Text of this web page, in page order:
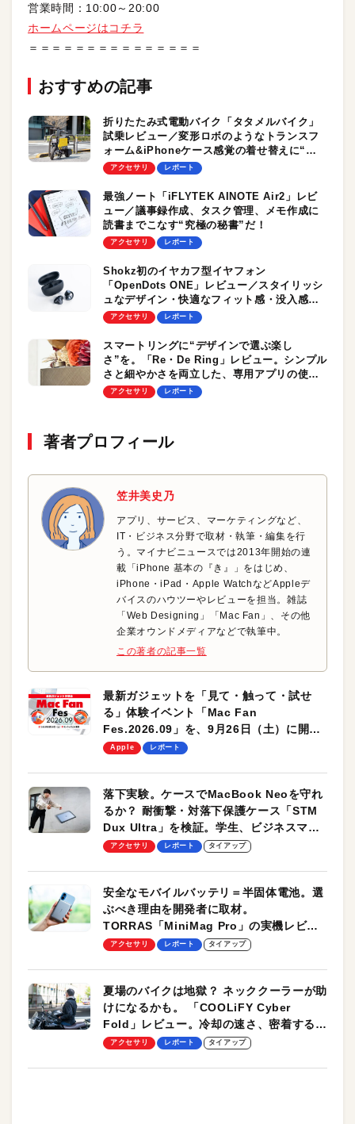
営業時間：10:00～20:00
ホームページはコチラ
＝＝＝＝＝＝＝＝＝＝＝＝＝＝＝
おすすめの記事
折りたたみ式電動バイク「タタメルバイク」
試乗レビュー／変形ロボのようなトランスフ
ォーム&iPhoneケース感覚の着せ替えに“ロ
マン”を感じた
アクセサリ レポート
最強ノート「iFLYTEK AINOTE Air2」レビ
ュー／議事録作成、タスク管理、メモ作成に
読書までこなす“究極の秘書”だ！
アクセサリ レポート
Shokz初のイヤカフ型イヤフォン
「OpenDots ONE」レビュー／スタイリッシ
ュなデザイン・快適なフィット感・没入感の
あるサウンドが魅力の「オールラウンドモデ
アクセサリ レポート
スマートリングに“デザインで選ぶ楽し
さ”を。「Re・De Ring」レビュー。シンプル
さと細やかさを両立した、専用アプリの使い
勝手もステキ！
アクセサリ レポート
著者プロフィール
笠井美史乃
アプリ、サービス、マーケティングなど、
IT・ビジネス分野で取材・執筆・編集を行
う。マイナビニュースでは2013年開始の連
載「iPhone 基本の『き』」をはじめ、
iPhone・iPad・Apple WatchなどAppleデ
バイスのハウツーやレビューを担当。雑誌
「Web Designing」「Mac Fan」、その他
企業オウンドメディアなどで執筆中。
この著者の記事一覧
最新ガジェットを「見て・触って・試せ
る」体験イベント「Mac Fan
Fes.2026.09」を、9月26日（土）に開催
します！
Apple レポート
落下実験。ケースでMacBook Neoを守れ
るか？ 耐衝撃・対落下保護ケース「STM
Dux Ultra」を検証。学生、ビジネスマン
のモバイルユースに最適！
アクセサリ レポート タイアップ
安全なモバイルバッテリ＝半固体電池。選
ぶべき理由を開発者に取材。
TORRAS「MiniMag Pro」の実機レビュ
ーも
アクセサリ レポート タイアップ
夏場のバイクは地獄？ ネッククーラーが助
けになるかも。 「COOLiFY Cyber
Fold」レビュー。冷却の速さ、密着する冷
却プレート、シンプルな操作性がグッド！
アクセサリ レポート タイアップ